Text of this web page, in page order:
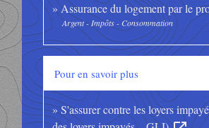
Assurance du logement par le
Argent - Impôts - Consommation
Pour en savoir plus
S'assurer contre les loyers